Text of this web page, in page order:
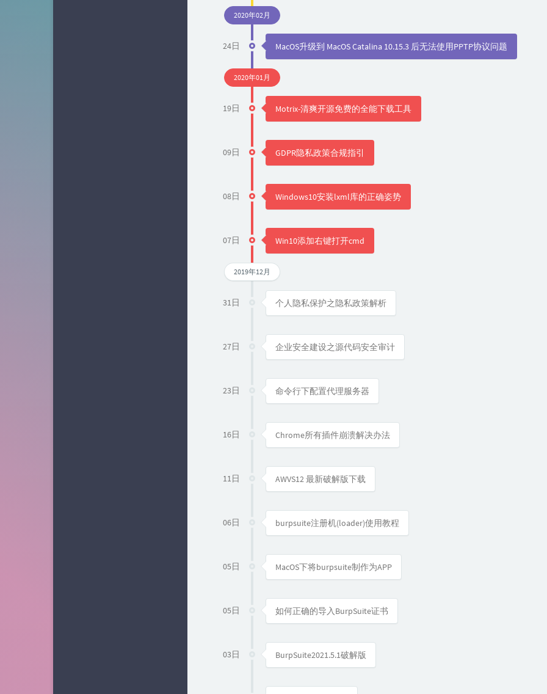
2020年02月
24日 MacOS升级到 MacOS Catalina 10.15.3 后无法使用PPTP协议问题
2020年01月
19日 Motrix-清爽开源免费的全能下载工具
09日 GDPR隐私政策合规指引
08日 Windows10安装lxml库的正确姿势
07日 Win10添加右键打开cmd
2019年12月
31日 个人隐私保护之隐私政策解析
27日 企业安全建设之源代码安全审计
23日 命令行下配置代理服务器
16日 Chrome所有插件崩溃解决办法
11日 AWVS12 最新破解版下载
06日 burpsuite注册机(loader)使用教程
05日 MacOS下将burpsuite制作为APP
05日 如何正确的导入BurpSuite证书
03日 BurpSuite2021.5.1破解版